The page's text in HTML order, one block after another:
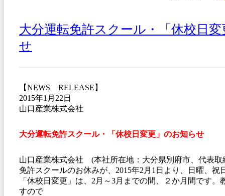
大分運転免許スクール・「休校日
せ
【NEWS RELEASE】
2015年1月22日
山口産業株式会社
大分運転免許スクール・「休校日変更」のお知らせ
山口産業株式会社 (本社所在地：大分県別府市、代表
免許スクールのお休みが、2015年2月1日より、日曜、祝
「休校日変更」は、2月～3月までの間、２か月間です。
すので